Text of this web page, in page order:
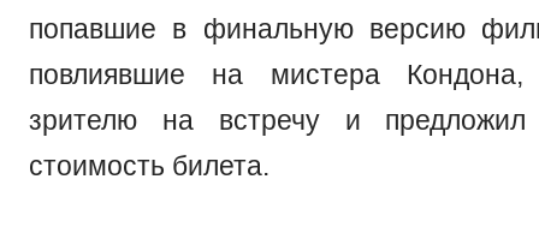
попавшие в финальную версию
повлиявшие на мистера
зрителю на встречу и предложил
стоимость билета.